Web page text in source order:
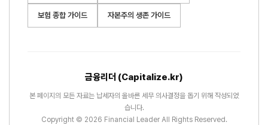
보험 종합 가이드 자본주의 생존 가이드
금융리더 (Capitalize.kr)
본 페이지의 모든 자료는 납세자의 올바른 세무 의사결정을 돕기 위해 작성되었
습니다.
Copyright © 2026 Financial Leader All Rights Reserved.